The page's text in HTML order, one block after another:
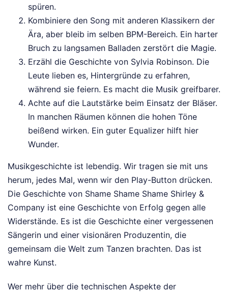
spüren.
Kombiniere den Song mit anderen Klassikern der
Ära, aber bleib im selben BPM-Bereich. Ein harter
Bruch zu langsamen Balladen zerstört die Magie.
Erzähl die Geschichte von Sylvia Robinson. Die
Leute lieben es, Hintergründe zu erfahren,
während sie feiern. Es macht die Musik greifbarer.
Achte auf die Lautstärke beim Einsatz der Bläser.
In manchen Räumen können die hohen Töne
beißend wirken. Ein guter Equalizer hilft hier
Wunder.
Musikgeschichte ist lebendig. Wir tragen sie mit uns
herum, jedes Mal, wenn wir den Play-Button drücken.
Die Geschichte von Shame Shame Shame Shirley &
Company ist eine Geschichte von Erfolg gegen alle
Widerstände. Es ist die Geschichte einer vergessenen
Sängerin und einer visionären Produzentin, die
gemeinsam die Welt zum Tanzen brachten. Das ist
wahre Kunst.
Wer mehr über die technischen Aspekte der